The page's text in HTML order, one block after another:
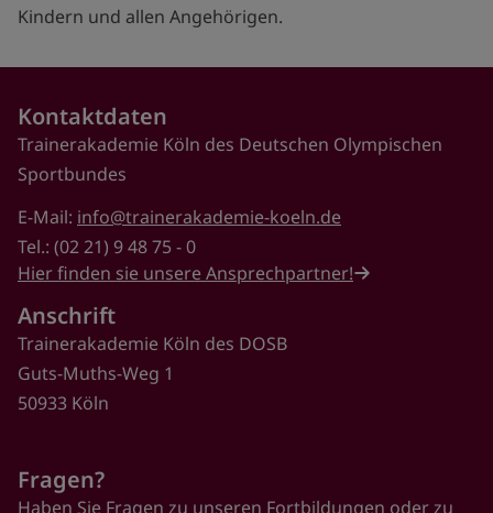
Kindern und allen Angehörigen.
Kontaktdaten
Trainerakademie Köln des Deutschen Olympischen
Sportbundes
E-Mail: info@trainerakademie-koeln.de
Tel.: (02 21) 9 48 75 - 0
Hier finden sie unsere Ansprechpartner!
Anschrift
Trainerakademie Köln des DOSB
Guts-Muths-Weg 1
50933 Köln
Fragen?
Haben Sie Fragen zu unseren Fortbildungen oder zu